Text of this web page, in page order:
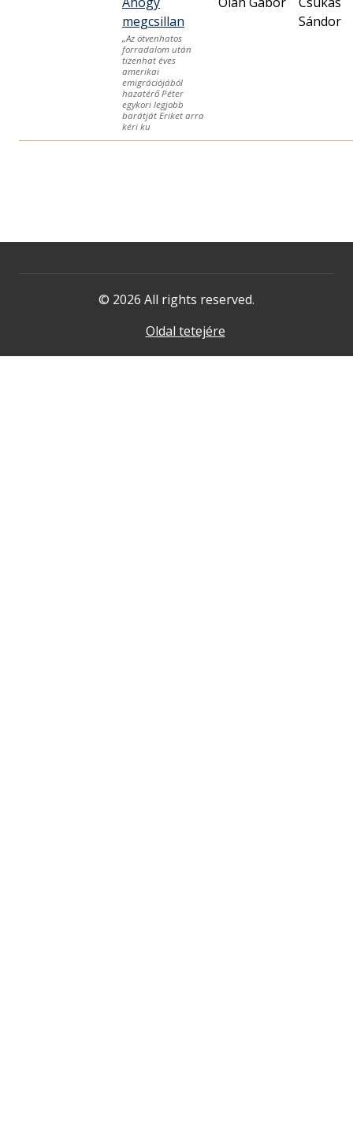
megcsillan
„Az ötvenhatos
forradalom után
tizenhat éves
amerikai
emigrációjából
hazatérő Péter
egykori legjobb
barátját Eriket arra
kéri ku
Sándor
© 2026 All rights reserved.
Oldal tetejére